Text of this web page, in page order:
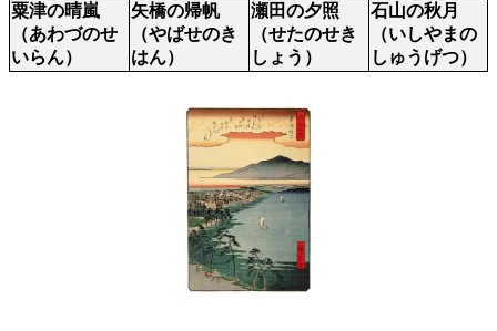
粟津の晴嵐
（あわづのせ
いらん）
矢橋の帰帆
（やばせのき
はん）
瀬田の夕照
（せたのせき
しょう）
石山の秋月
（いしやまの
しゅうげつ）